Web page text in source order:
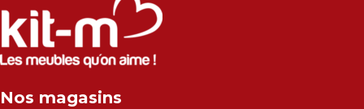
Canapé lit - Cuisine sur-mesure - Fauteuil - Armoire - Table
et chaise - Meuble de salle de bain - Literie - Lit - Bureau -
Électroménager - Télévision led - Réfrigérateur -
- Matelas - Hifi Hitachi, LG, Sharp, Philips, Bosh, Moulinex,
Nos magasins